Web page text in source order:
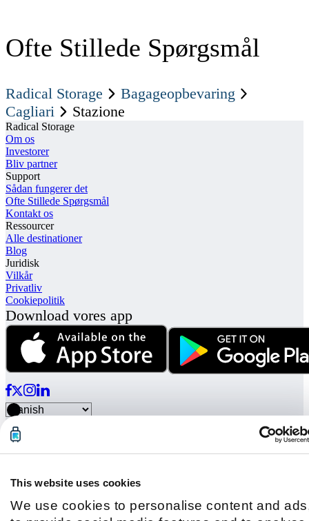
This website uses cookies
We use cookies to personalise content and
Ofte Stillede Spørgsmål
Radical Storage
Bagageopbevaring
Cagliari
Stazione
Radical Storage
Om os
Investorer
Bliv partner
Support
Sådan fungerer det
Ofte Stillede Spørgsmål
Kontakt os
Ressourcer
Alle destinationer
Blog
Juridisk
Vilkår
Privatliv
Cookiepolitik
Download vores app
© Radical Storage • Lean Team S.R.L. • P. IVA 14104111001
Radical er også finansieret af "Vertis Venture 4 Scaleup Lazio"